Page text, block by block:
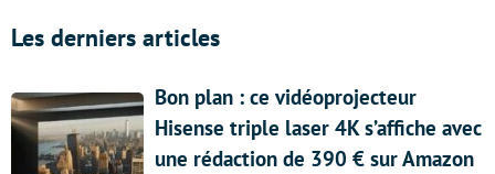
Les derniers articles
Bon plan : ce vidéoprojecteur
Hisense triple laser 4K s’affiche avec
une rédaction de 390 € sur Amazon